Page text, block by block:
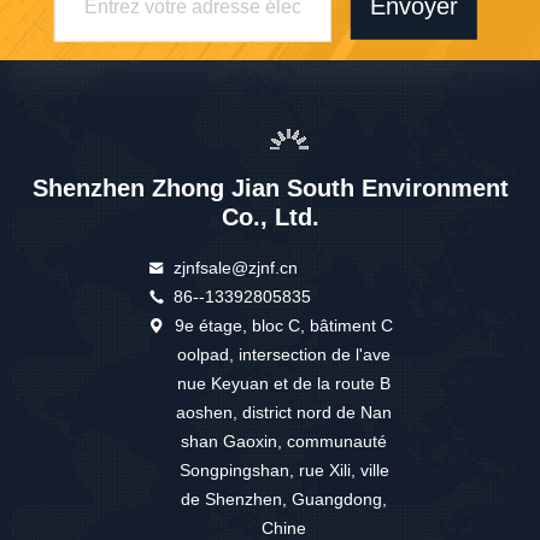
Envoyer
Shenzhen Zhong Jian South Environment
Co., Ltd.
zjnfsale@zjnf.cn
86--13392805835
9e étage, bloc C, bâtiment C
oolpad, intersection de l'ave
nue Keyuan et de la route B
aoshen, district nord de Nan
shan Gaoxin, communauté
Songpingshan, rue Xili, ville
de Shenzhen, Guangdong,
Chine